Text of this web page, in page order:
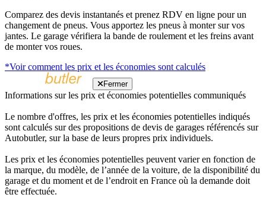
Comparez des devis instantanés et prenez RDV en ligne pour un
changement de pneus. Vous apportez les pneus à monter sur vos
jantes. Le garage vérifiera la bande de roulement et les freins avant
de monter vos roues.
*Voir comment les prix et les économies sont calculés
Fermer
Informations sur les prix et économies potentielles communiqués
Le nombre d'offres, les prix et les économies potentielles indiqués
sont calculés sur des propositions de devis de garages référencés sur
Autobutler, sur la base de leurs propres prix individuels.
Les prix et les économies potentielles peuvent varier en fonction de
la marque, du modèle, de l’année de la voiture, de la disponibilité du
garage et du moment et de l’endroit en France où la demande doit
être effectuée.